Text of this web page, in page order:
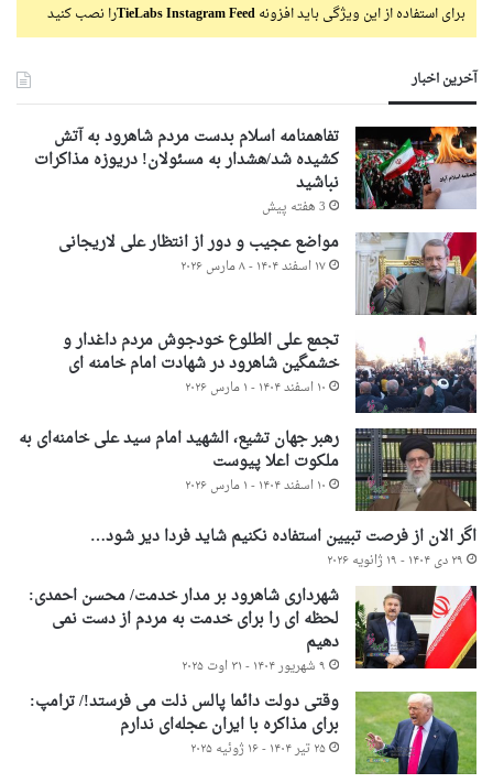
برای استفاده از این ویژگی باید افزونهTieLabs Instagram Feedرا نصب کنید
آخرین اخبار
تفاهمنامه اسلام بدست مردم شاهرود به آتش
کشیده شد/هشدار به مسئولان! دریوزه مذاکرات
نباشید
3 هفته پیش
مواضع عجیب و دور از انتظار علی لاریجانی
۱۷ اسفند ۱۴۰۴ - ۸ مارس ۲۰۲۶
تجمع علی الطلوع خودجوش مردم داغدار و
خشمگین شاهرود در شهادت امام خامنه ای
۱۰ اسفند ۱۴۰۴ - ۱ مارس ۲۰۲۶
رهبر جهان تشیع، الشهید امام سید علی خامنه‌ای به
ملکوت اعلا پیوست
۱۰ اسفند ۱۴۰۴ - ۱ مارس ۲۰۲۶
اگر الان از فرصت تبیین استفاده نکنیم شاید فردا دیر شود…
۲۹ دی ۱۴۰۴ - ۱۹ ژانویه ۲۰۲۶
شهرداری شاهرود بر مدار خدمت/ محسن احمدی:
لحظه ای را برای خدمت به مردم از دست نمی
دهیم
۹ شهریور ۱۴۰۴ - ۳۱ اوت ۲۰۲۵
وقتی دولت دائما پالس ذلت می فرستد!/ ترامپ:
برای مذاکره با ایران عجله‌ای ندارم
۲۵ تیر ۱۴۰۴ - ۱۶ ژوئیه ۲۰۲۵